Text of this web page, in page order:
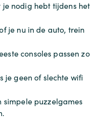
nodig hebt tijdens het
je nu in de auto, trein
consoles passen zo
je geen of slechte wifi
simpele puzzelgames